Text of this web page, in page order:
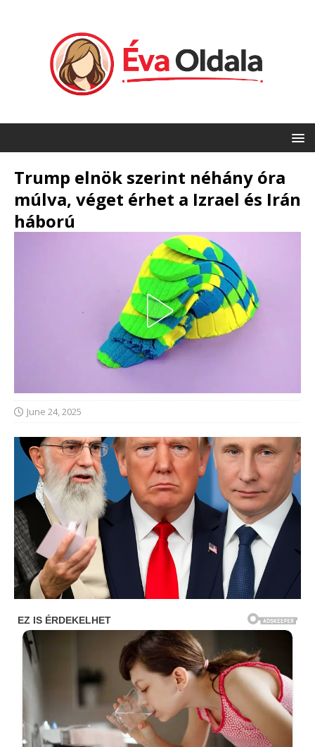
Trump elnök szerint néhány óra
múlva, véget érhet a Izrael és Irán
háború
June 24, 2025